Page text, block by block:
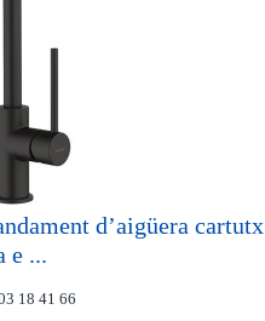
d’aigüera cartutx
e ...
18 41 66